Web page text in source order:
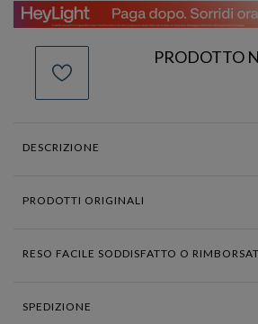
PRODOTTO
DESCRIZIONE
PRODOTTI ORIGINALI
RESO FACILE SODDISFATTO O
SPEDIZIONE